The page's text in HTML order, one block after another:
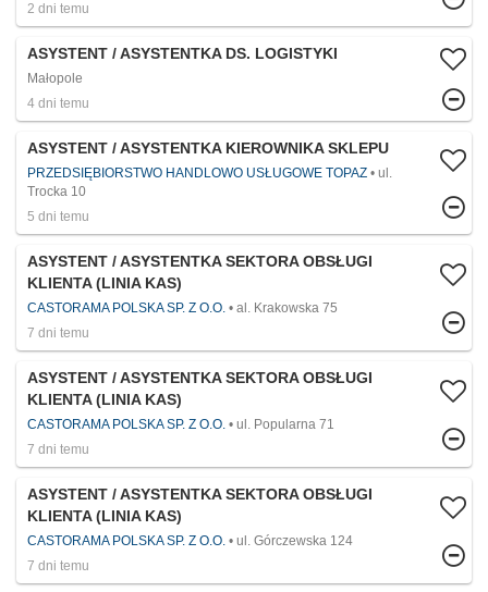
2 dni temu
ASYSTENT / ASYSTENTKA DS. LOGISTYKI
Małopole
4 dni temu
ASYSTENT / ASYSTENTKA KIEROWNIKA SKLEPU
PRZEDSIĘBIORSTWO HANDLOWO USŁUGOWE TOPAZ
ul.
Trocka 10
5 dni temu
ASYSTENT / ASYSTENTKA SEKTORA OBSŁUGI
KLIENTA (LINIA KAS)
CASTORAMA POLSKA SP. Z O.O.
al. Krakowska 75
7 dni temu
ASYSTENT / ASYSTENTKA SEKTORA OBSŁUGI
KLIENTA (LINIA KAS)
CASTORAMA POLSKA SP. Z O.O.
ul. Popularna 71
7 dni temu
ASYSTENT / ASYSTENTKA SEKTORA OBSŁUGI
KLIENTA (LINIA KAS)
CASTORAMA POLSKA SP. Z O.O.
ul. Górczewska 124
7 dni temu